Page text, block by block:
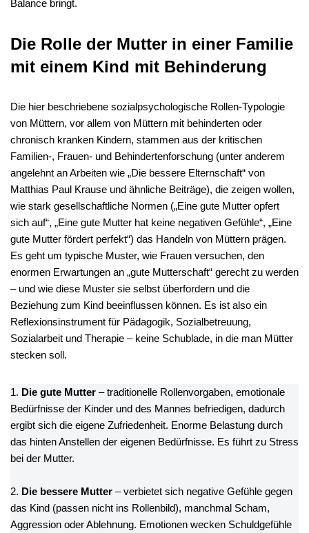
Balance bringt.
Die Rolle der Mutter in einer Familie
mit einem Kind mit Behinderung
Die hier beschriebene sozialpsychologische Rollen-Typologie
von Müttern, vor allem von Müttern mit behinderten oder
chronisch kranken Kindern, stammen aus der kritischen
Familien-, Frauen- und Behindertenforschung (unter anderem
angelehnt an Arbeiten wie „Die bessere Elternschaft“ von
Matthias Paul Krause und ähnliche Beiträge), die zeigen wollen,
wie stark gesellschaftliche Normen („Eine gute Mutter opfert
sich auf“, „Eine gute Mutter hat keine negativen Gefühle“, „Eine
gute Mutter fördert perfekt“) das Handeln von Müttern prägen.
Es geht um typische Muster, wie Frauen versuchen, den
enormen Erwartungen an „gute Mutterschaft“ gerecht zu werden
– und wie diese Muster sie selbst überfordern und die
Beziehung zum Kind beeinflussen können. Es ist also ein
Reflexionsinstrument für Pädagogik, Sozialbetreuung,
Sozialarbeit und Therapie – keine Schublade, in die man Mütter
stecken soll.
1. Die gute Mutter – traditionelle Rollenvorgaben, emotionale
Bedürfnisse der Kinder und des Mannes befriedigen, dadurch
ergibt sich die eigene Zufriedenheit. Enorme Belastung durch
das hinten Anstellen der eigenen Bedürfnisse. Es führt zu Stress
bei der Mutter.
2. Die bessere Mutter – verbietet sich negative Gefühle gegen
das Kind (passen nicht ins Rollenbild), manchmal Scham,
Aggression oder Ablehnung. Emotionen wecken Schuldgefühle